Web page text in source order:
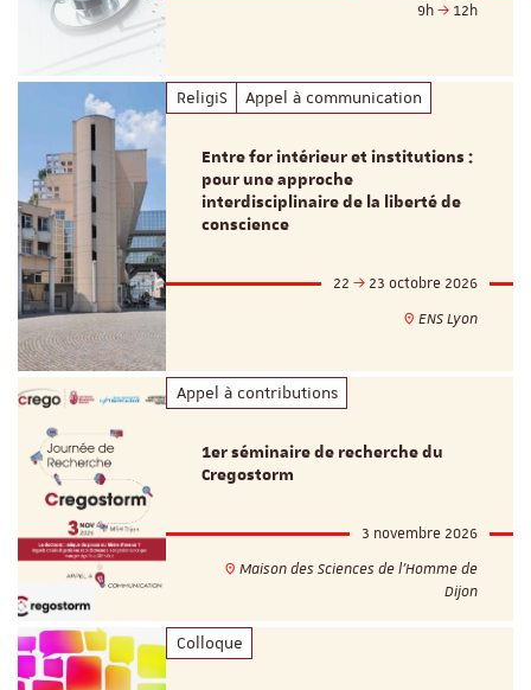
9h
12h
ReligiS Appel à communication
Entre for intérieur et institutions :
pour une approche
interdisciplinaire de la liberté de
conscience
22
23 octobre 2026
ENS Lyon
Appel à contributions
1er séminaire de recherche du
Cregostorm
3 novembre 2026
Maison des Sciences de l'Homme de
Dijon
Colloque